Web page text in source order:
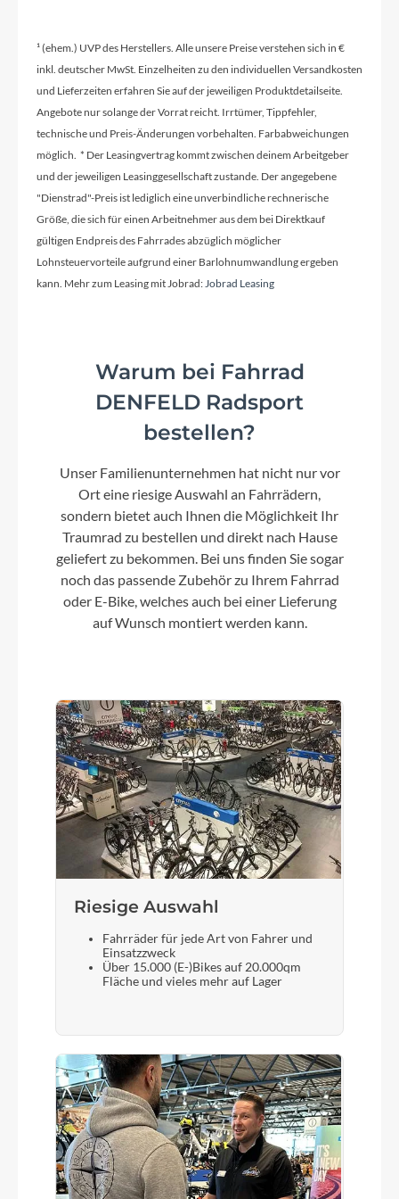
Rahmenmaterial
Aluminium 6061, interne Kabelführung
Kurbelgarnitur
GATES ® FC S150 50T
ZECURE Comfort
Kette
KMC, Z-1
Rücklicht
FUXON R-121, LED mit Standlichtfunktion
Scheinwerfer
FUXON FS-50, 50 Lux LED mit Schalter, Sensor
und Standlichtfunktion
Gepäckträger
MonkeyLoad Systemgepäckträger
Schalthebel
SHIMANO Nexus SL-C6000 Revoshift
Sattel
ZECURE Comfort Men/ Comfort Women /
Comfort Plus
Gabel
¹ (ehem.) UVP des Herstellers. Alle unsere Preise verstehen sich in €
inkl. deutscher MwSt. Einzelheiten zu den individuellen Versandkosten
und Lieferzeiten erfahren Sie auf der jeweiligen Produktdetailseite.
Angebote nur solange der Vorrat reicht. Irrtümer, Tippfehler,
technische und Preis-Änderungen vorbehalten. Farbabweichungen
möglich. * Der Leasingvertrag kommt zwischen deinem Arbeitgeber
und der jeweiligen Leasinggesellschaft zustande. Der angegebene
"Dienstrad"-Preis ist lediglich eine unverbindliche rechnerische
Größe, die sich für einen Arbeitnehmer aus dem bei Direktkauf
gültigen Endpreis des Fahrrades abzüglich möglicher
Lohnsteuervorteile aufgrund einer Barlohnumwandlung ergeben
kann. Mehr zum Leasing mit Jobrad:Jobrad Leasing
Warum bei Fahrrad
DENFELD Radsport
bestellen?
Unser Familienunternehmen hat nicht nur vor
Ort eine riesige Auswahl an Fahrrädern,
sondern bietet auch Ihnen die Möglichkeit Ihr
Traumrad zu bestellen und direkt nach Hause
geliefert zu bekommen. Bei uns finden Sie sogar
noch das passende Zubehör zu Ihrem Fahrrad
oder E-Bike, welches auch bei einer Lieferung
auf Wunsch montiert werden kann.
Riesige Auswahl
Fahrräder für jede Art von Fahrer und
Einsatzzweck
Über 15.000 (E-)Bikes auf 20.000qm
Fläche und vieles mehr auf Lager